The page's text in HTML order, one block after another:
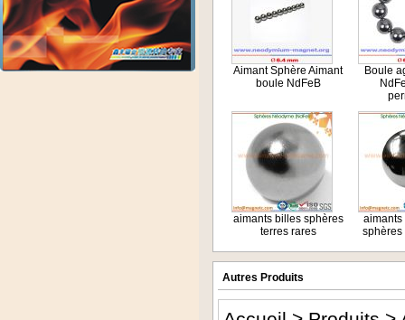
Aimant Sphère Aimant
boule NdFeB
Boule
aimants billes sphères
terres rares
aimants
sphères
Autres Produits